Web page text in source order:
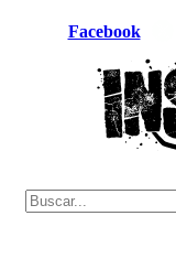
Facebook